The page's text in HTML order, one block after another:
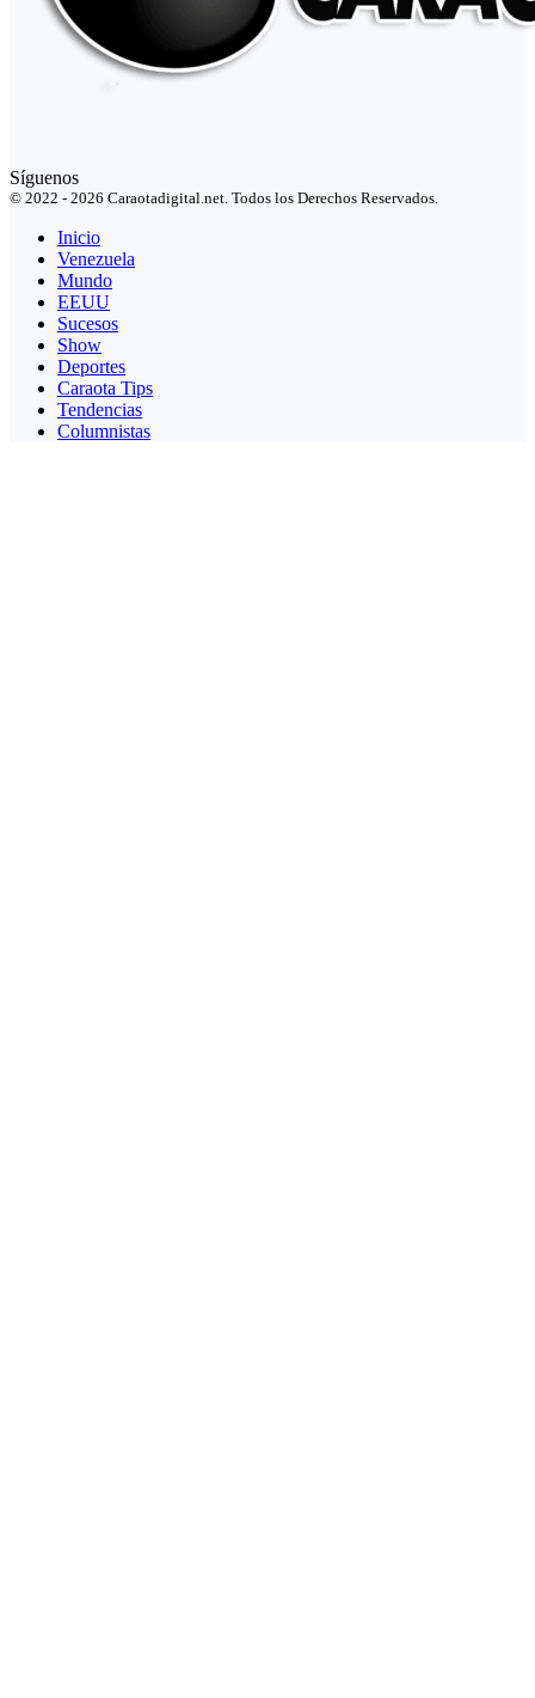
Síguenos
© 2022 - 2026 Caraotadigital.net. Todos los Derechos Reservados.
Inicio
Venezuela
Mundo
EEUU
Sucesos
Show
Deportes
Caraota Tips
Tendencias
Columnistas